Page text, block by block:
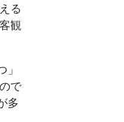
る
観
で
多